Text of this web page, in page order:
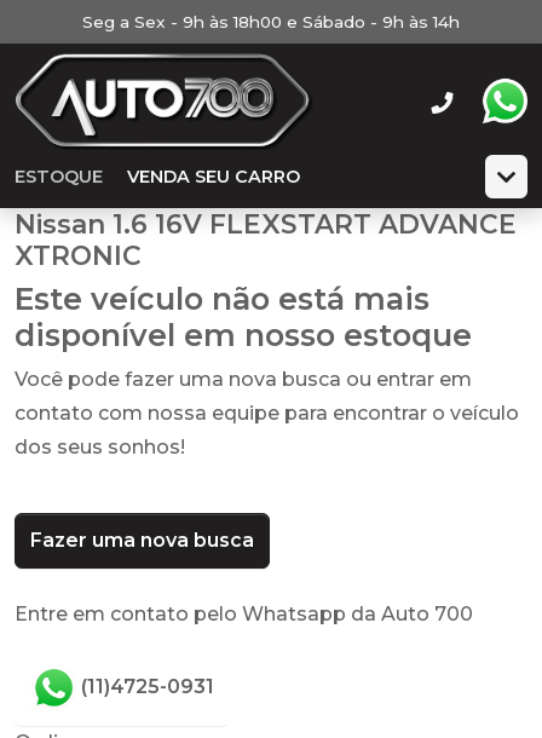
Seg a Sex - 9h às 18h00 e Sábado - 9h às 14h
ESTOQUE VENDA SEU CARRO
Nissan 1.6 16V FLEXSTART ADVANCE
XTRONIC
Este veículo não está mais
disponível em nosso estoque
Você pode fazer uma nova busca ou entrar em
contato com nossa equipe para encontrar o veículo
dos seus sonhos!
Fazer uma nova busca
Entre em contato pelo Whatsapp da Auto 700
(11)4725-0931